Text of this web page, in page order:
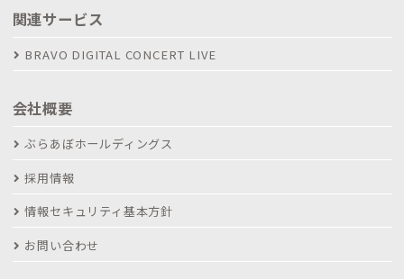
関連サービス
BRAVO DIGITAL CONCERT LIVE
会社概要
ぶらあぼホールディングス
採用情報
情報セキュリティ基本方針
お問い合わせ